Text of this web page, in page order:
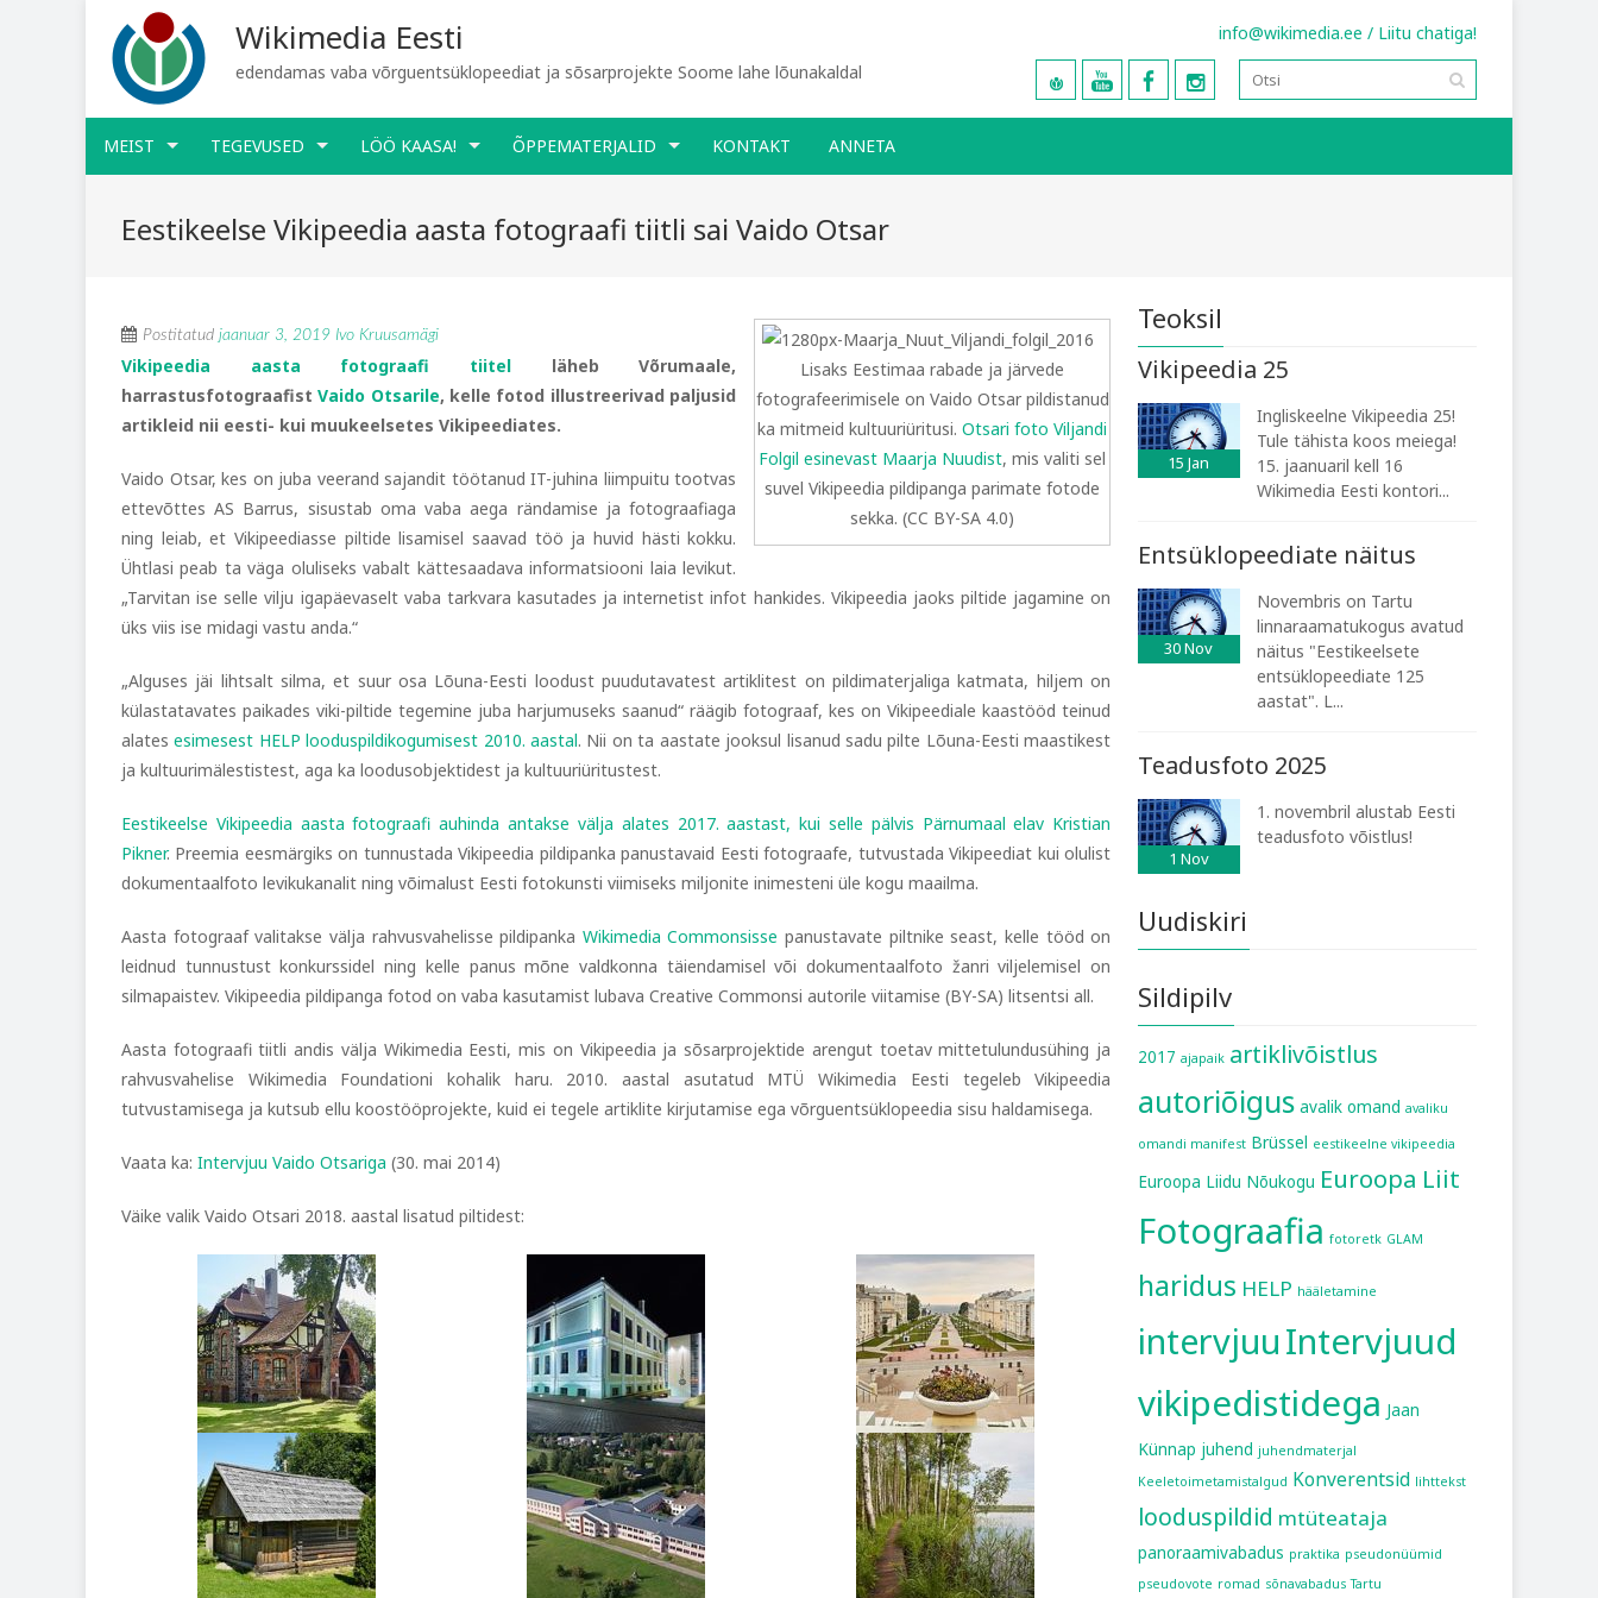
Wikimedia Eesti
edendamas vaba võrguentsüklopeediat ja sõsarprojekte Soome lahe lõunakaldal
info@wikimedia.ee / Liitu chatiga!
MEIST TEGEVUSED LÖÖ KAASA! ÕPPEMATERJALID KONTAKT ANNETA
Eestikeelse Vikipeedia aasta fotograafi tiitli sai Vaido Otsar
Postitatud jaanuar 3, 2019 Ivo Kruusamägi
Lisaks Eestimaa rabade ja järvede
fotografeerimisele on Vaido Otsar pildistanud
ka mitmeid kultuuriüritusi.Otsari foto Viljandi
Folgil esinevast Maarja Nuudist, mis valiti sel
suvel Vikipeedia pildipanga parimate fotode
sekka. (CC BY-SA 4.0)
Vikipeedia aasta fotograafi tiitelläheb Võrumaale,
harrastusfotograafistVaido Otsarile, kelle fotod illustreerivad paljusid
artikleid nii eesti- kui muukeelsetes Vikipeediates.
Vaido Otsar, kes on juba veerand sajandit töötanud IT-juhina liimpuitu tootvas
ettevõttes AS Barrus, sisustab oma vaba aega rändamise ja fotograafiaga
ning leiab, et Vikipeediasse piltide lisamisel saavad töö ja huvid hästi kokku.
Ühtlasi peab ta väga oluliseks vabalt kättesaadava informatsiooni laia levikut.
„Tarvitan ise selle vilju igapäevaselt vaba tarkvara kasutades ja internetist infot hankides. Vikipeedia jaoks piltide jagamine on
üks viis ise midagi vastu anda.“
„Alguses jäi lihtsalt silma, et suur osa Lõuna-Eesti loodust puudutavatest artiklitest on pildimaterjaliga katmata, hiljem on
külastatavates paikades viki-piltide tegemine juba harjumuseks saanud“ räägib fotograaf, kes on Vikipeediale kaastööd teinud
alatesesimesest HELP looduspildikogumisest 2010. aastal. Nii on ta aastate jooksul lisanud sadu pilte Lõuna-Eesti maastikest
ja kultuurimälestistest, aga ka loodusobjektidest ja kultuuriüritustest.
Eestikeelse Vikipeedia aasta fotograafi auhinda antakse välja alates 2017. aastast, kui selle pälvis Pärnumaal elav Kristian
Pikner. Preemia eesmärgiks on tunnustada Vikipeedia pildipanka panustavaid Eesti fotograafe, tutvustada Vikipeediat kui olulist
dokumentaalfoto levikukanalit ning võimalust Eesti fotokunsti viimiseks miljonite inimesteni üle kogu maailma.
Aasta fotograaf valitakse välja rahvusvahelisse pildipanka Wikimedia Commonsissepanustavate piltnike seast, kelle tööd on
leidnud tunnustust konkurssidel ning kelle panus mõne valdkonna täiendamisel või dokumentaalfoto žanri viljelemisel on
silmapaistev. Vikipeedia pildipanga fotod on vaba kasutamist lubava Creative Commonsi autorile viitamise (BY-SA) litsentsi all.
Aasta fotograafi tiitli andis välja Wikimedia Eesti, mis on Vikipeedia ja sõsarprojektide arengut toetav mittetulundusühing ja
rahvusvahelise Wikimedia Foundationi kohalik haru. 2010. aastal asutatud MTÜ Wikimedia Eesti tegeleb Vikipeedia
tutvustamisega ja kutsub ellu koostööprojekte, kuid ei tegele artiklite kirjutamise ega võrguentsüklopeedia sisu haldamisega.
Vaata ka: Intervjuu Vaido Otsariga (30. mai 2014)
Väike valik Vaido Otsari 2018. aastal lisatud piltidest:
Teoksil
Vikipeedia 25
15 Jan
Ingliskeelne Vikipeedia 25!
Tule tähista koos meiega!
15. jaanuaril kell 16
Wikimedia Eesti kontori...
Entsüklopeediate näitus
30Nov
Novembris on Tartu
linnaraamatukogus avatud
näitus "Eestikeelsete
entsüklopeediate 125
aastat". L...
Teadusfoto 2025
1 Nov
1. novembril alustab Eesti
teadusfoto võistlus!
Uudiskiri
Sildipilv
2017 ajapaik artiklivõistlus
autoriõigus avalik omand avaliku
omandi manifest Brüssel eestikeelne vikipeedia
Euroopa Liidu Nõukogu Euroopa Liit
Fotograafia fotoretk GLAM
haridus HELP hääletamine
intervjuuIntervjuud
vikipedistidega Jaan
Künnap juhend juhendmaterjal
Keeletoimetamistalgud Konverentsid lihttekst
looduspildid mtüteataja
panoraamivabadus praktika pseudonüümid
pseudovote romad sõnavabadus Tartu